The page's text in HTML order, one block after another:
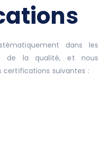
dans les
de la qualité, et nous
certifications suivantes :